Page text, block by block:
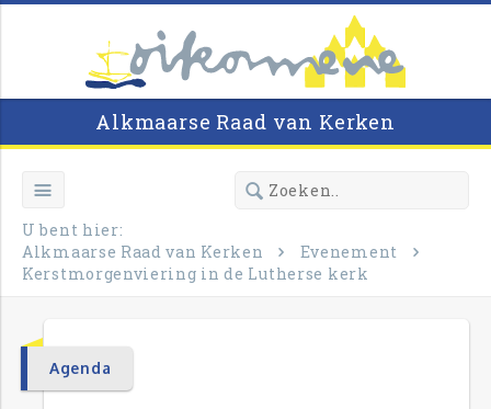
Alkmaarse Raad van Kerken
U bent hier:
Alkmaarse Raad van Kerken
Evenement
Kerstmorgenviering in de Lutherse kerk
Agenda